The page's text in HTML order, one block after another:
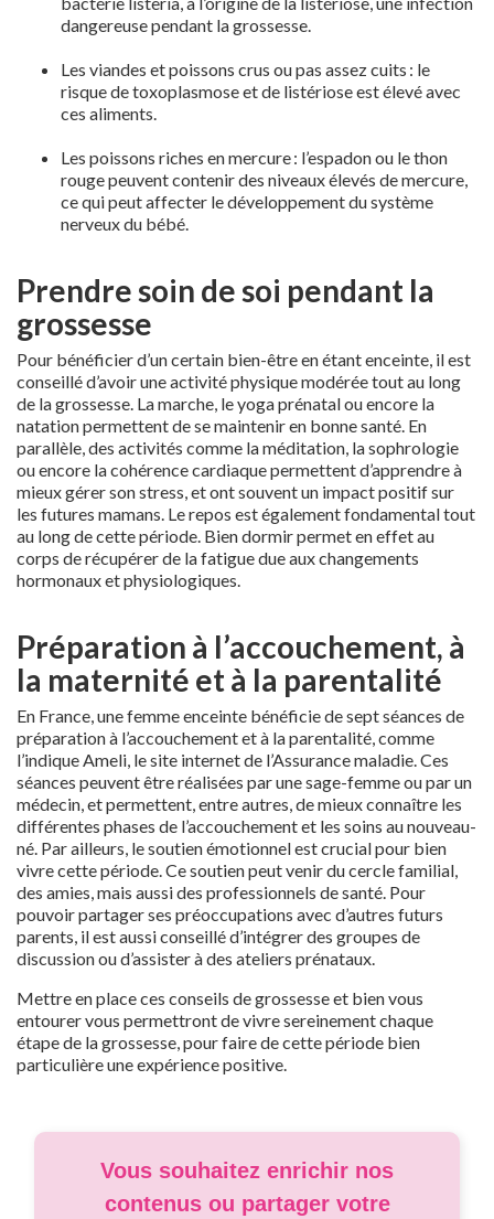
dangereuse pendant la grossesse.
Les viandes et poissons crus ou pas assez cuits : le
risque de toxoplasmose et de listériose est élevé avec
ces aliments.
Les poissons riches en mercure : l’espadon ou le thon
rouge peuvent contenir des niveaux élevés de mercure,
ce qui peut affecter le développement du système
nerveux du bébé.
Prendre soin de soi pendant la
grossesse
Pour bénéficier d’un certain bien-être en étant enceinte, il est
conseillé d’avoir une activité physique modérée tout au long
de la grossesse. La marche, le yoga prénatal ou encore la
natation permettent de se maintenir en bonne santé. En
parallèle, des activités comme la méditation, la sophrologie
ou encore la cohérence cardiaque permettent d’apprendre à
mieux gérer son stress, et ont souvent un impact positif sur
les futures mamans. Le repos est également fondamental tout
au long de cette période. Bien dormir permet en effet au
corps de récupérer de la fatigue due aux changements
hormonaux et physiologiques.
Préparation à l’accouchement, à
la maternité et à la parentalité
En France, une femme enceinte bénéficie de sept séances de
préparation à l’accouchement et à la parentalité, comme
l’indique Ameli, le site internet de l’Assurance maladie. Ces
séances peuvent être réalisées par une sage-femme ou par un
médecin, et permettent, entre autres, de mieux connaître les
différentes phases de l’accouchement et les soins au nouveau-
né. Par ailleurs, le soutien émotionnel est crucial pour bien
vivre cette période. Ce soutien peut venir du cercle familial,
des amies, mais aussi des professionnels de santé. Pour
pouvoir partager ses préoccupations avec d’autres futurs
parents, il est aussi conseillé d’intégrer des groupes de
discussion ou d’assister à des ateliers prénataux.
Mettre en place ces conseils de grossesse et bien vous
entourer vous permettront de vivre sereinement chaque
étape de la grossesse, pour faire de cette période bien
particulière une expérience positive.
Vous souhaitez enrichir nos
contenus ou partager votre